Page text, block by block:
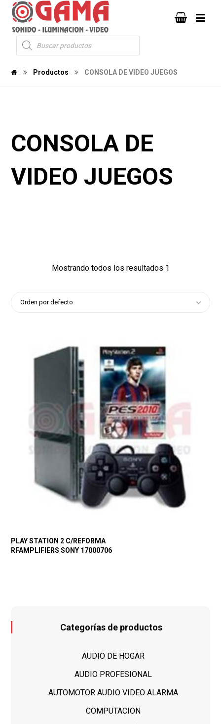
Productos CONSOLA DE VIDEO JUEGOS
CONSOLA DE
VIDEO JUEGOS
Mostrando todos los resultados 1
Orden por defecto
PLAY STATION 2 C/REFORMA
RFAMPLIFIERS SONY 17000706
Categorías de productos
AUDIO DE HOGAR
AUDIO PROFESIONAL
AUTOMOTOR AUDIO VIDEO ALARMA
COMPUTACION